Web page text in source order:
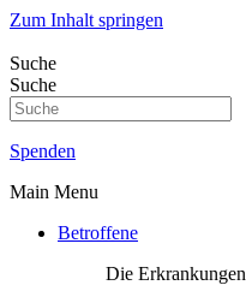
Zum Inhalt springen
Suche
Suche
Spenden
Main Menu
Betroffene
Die Erkrankungen